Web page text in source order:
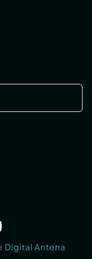
Digital Antena